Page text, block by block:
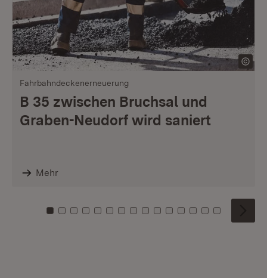
Fahrbahndeckenerneuerung
B 35 zwischen Bruchsal und
Graben-Neudorf wird saniert
Mehr
Zu Kachel: 0
Zu Kachel: 1
Zu Kachel: 2
Zu Kachel: 3
Zu Kachel: 4
Zu Kachel: 5
Zu Kachel: 6
Zu Kachel: 7
Zu Kachel: 8
Zu Kachel: 9
Zu Kachel: 10
Zu Kachel: 11
Zu Kachel: 12
Zu Kachel:
Zu